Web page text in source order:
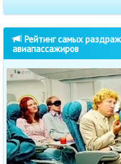
Рейтинг самых
авиапассажиров